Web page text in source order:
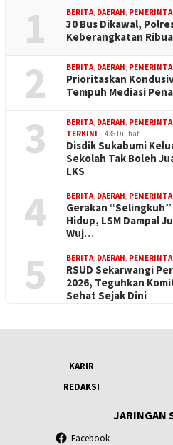
1 BERITA, DAERAH,
30 Bus Dikawal,
Keberangkatan
2 BERITA, DAERAH,
Prioritaskan
Tempuh Mediasi
3 BERITA, DAERAH,
TERKINI
436 Dilihat
Disdik Sukabumi
Sekolah Tak Boleh
LKS
4 BERITA, DAERAH,
Gerakan
Hidup, LSM Dampal
Wuj…
5 BERITA, DAERAH,
RSUD Sekarwangi
2026, Teguhkan
Sehat Sejak Dini
KARIR
REDAKSI
JARINGAN
Facebook